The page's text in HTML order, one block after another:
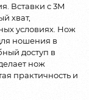
Вставки с 3M
хват,
условиях. Нож
ношения в
доступ в
нож
практичность и